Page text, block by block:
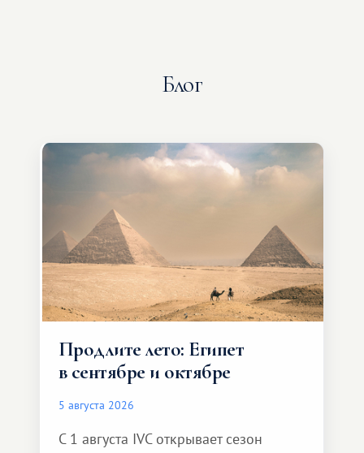
Блог
Продлите лето: Египет
в сентябре и октябре
5 августа 2026
С 1 августа IVC открывает сезон